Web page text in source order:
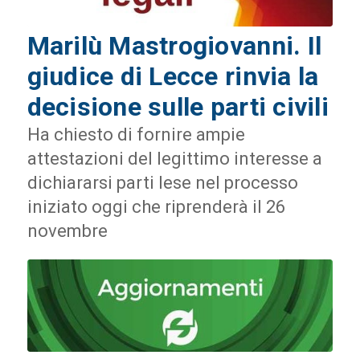
Marilù Mastrogiovanni. Il
giudice di Lecce rinvia la
decisione sulle parti civili
Ha chiesto di fornire ampie
attestazioni del legittimo interesse a
dichiararsi parti lese nel processo
iniziato oggi che riprenderà il 26
novembre